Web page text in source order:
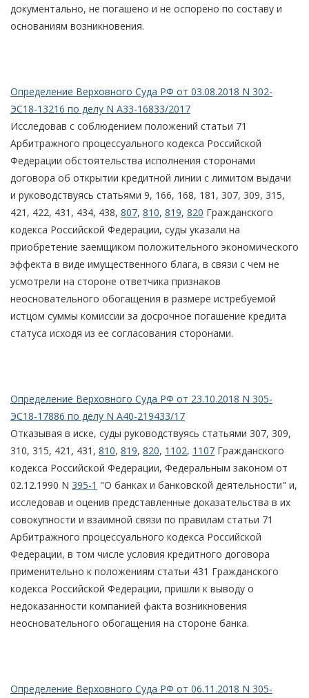
документально, не погашено и не оспорено по составу и
основаниям возникновения.
Определение Верховного Суда РФ от 03.08.2018 N 302-
ЭС18-13216 по делу N А33-16833/2017
Исследовав с соблюдением положений статьи 71
Арбитражного процессуального кодекса Российской
Федерации обстоятельства исполнения сторонами
договора об открытии кредитной линии с лимитом выдачи
и руководствуясь статьями 9, 166, 168, 181, 307, 309, 315,
421, 422, 431, 434, 438, 807, 810, 819, 820 Гражданского
кодекса Российской Федерации, суды указали на
приобретение заемщиком положительного экономического
эффекта в виде имущественного блага, в связи с чем не
усмотрели на стороне ответчика признаков
неосновательного обогащения в размере истребуемой
истцом суммы комиссии за досрочное погашение кредита
статуса исходя из ее согласования сторонами.
Определение Верховного Суда РФ от 23.10.2018 N 305-
ЭС18-17886 по делу N А40-219433/17
Отказывая в иске, суды руководствуясь статьями 307, 309,
310, 315, 421, 431, 810, 819, 820, 1102, 1107 Гражданского
кодекса Российской Федерации, Федеральным законом от
02.12.1990 N 395-1 "О банках и банковской деятельности" и,
исследовав и оценив представленные доказательства в их
совокупности и взаимной связи по правилам статьи 71
Арбитражного процессуального кодекса Российской
Федерации, в том числе условия кредитного договора
применительно к положениям статьи 431 Гражданского
кодекса Российской Федерации, пришли к выводу о
недоказанности компанией факта возникновения
неосновательного обогащения на стороне банка.
Определение Верховного Суда РФ от 06.11.2018 N 305-